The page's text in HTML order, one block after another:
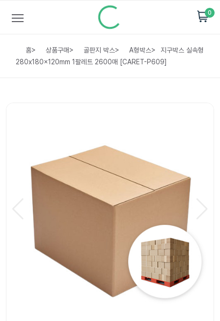
0
홈> 상품구매> 골판지 박스> A형박스>
지구박스 실속형
280x180x120mm 1팔레트 2600매 [CARET-P609]